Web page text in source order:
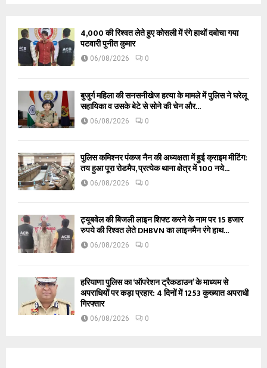
₹4,000 की रिश्वत लेते हुए कोसली में रंगे हाथों दबोचा गया
पटवारी पुनीत कुमार
06/08/2026 0
बुजुर्ग महिला की सनसनीखेज हत्या के मामले में पुलिस ने घरेलू
सहायिका व उसके बेटे से सोने की चेन और...
06/08/2026 0
पुलिस कमिश्नर पंकज नैन की अध्यक्षता में हुई क्राइम मीटिंग:
तय हुआ पूरा रोडमैप, प्रत्येक थाना क्षेत्र में 100 नये...
06/08/2026 0
ट्यूबवेल की बिजली लाइन शिफ्ट करने के नाम पर 15 हजार
रुपये की रिश्वत लेते DHBVN का लाइनमैन रंगे हाथ...
06/08/2026 0
हरियाणा पुलिस का ‘ऑपरेशन ट्रैकडाउन’ के माध्यम से
अपराधियों पर कड़ा प्रहार: 4 दिनों में 1253 कुख्यात अपराधी
गिरफ्तार
06/08/2026 0